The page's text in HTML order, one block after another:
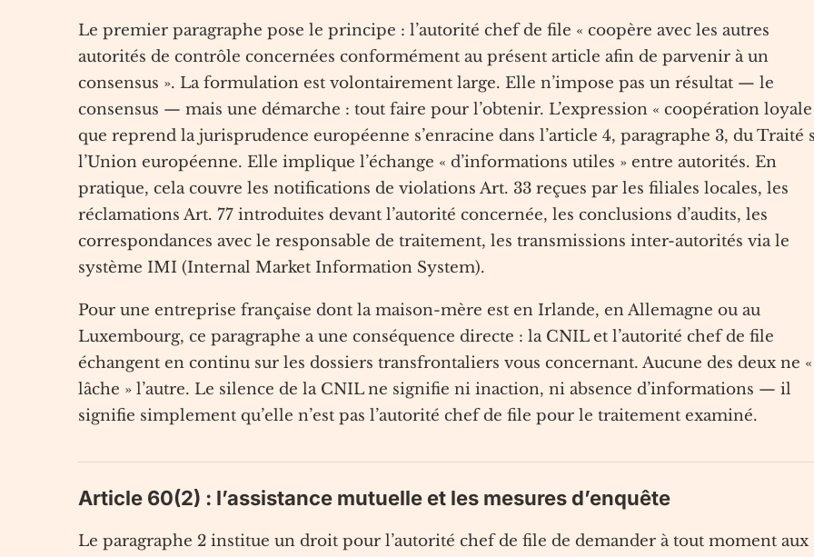
Le premier paragraphe pose le principe : l’autorité chef de file « coopère avec les autres
autorités de contrôle concernées conformément au présent article afin de parvenir à un
consensus ». La formulation est volontairement large. Elle n’impose pas un résultat — le
consensus — mais une démarche : tout faire pour l’obtenir. L’expression « coopération loyale
que reprend la jurisprudence européenne s’enracine dans l’article 4, paragraphe 3, du Traité
l’Union européenne. Elle implique l’échange « d’informations utiles » entre autorités. En
pratique, cela couvre les notifications de violations Art. 33 reçues par les filiales locales, les
réclamations Art. 77 introduites devant l’autorité concernée, les conclusions d’audits, les
correspondances avec le responsable de traitement, les transmissions inter-autorités via le
système IMI (Internal Market Information System).
Pour une entreprise française dont la maison-mère est en Irlande, en Allemagne ou au
Luxembourg, ce paragraphe a une conséquence directe : la CNIL et l’autorité chef de file
échangent en continu sur les dossiers transfrontaliers vous concernant. Aucune des deux ne «
lâche » l’autre. Le silence de la CNIL ne signifie ni inaction, ni absence d’informations — il
signifie simplement qu’elle n’est pas l’autorité chef de file pour le traitement examiné.
Article 60(2) : l’assistance mutuelle et les mesures d’enquête
Le paragraphe 2 institue un droit pour l’autorité chef de file de demander à tout moment aux